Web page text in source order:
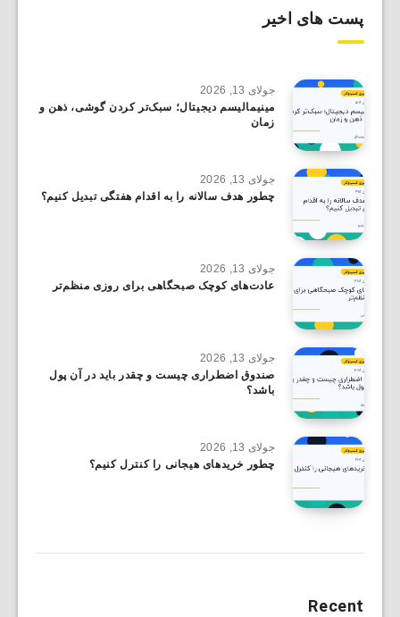
پست های اخیر
جولای 13, 2026
مینیمالیسم دیجیتال؛ سبک‌تر کردن گوشی، ذهن و
زمان
جولای 13, 2026
چطور هدف سالانه را به اقدام هفتگی تبدیل کنیم؟
جولای 13, 2026
عادت‌های کوچک صبحگاهی برای روزی منظم‌تر
جولای 13, 2026
صندوق اضطراری چیست و چقدر باید در آن پول
باشد؟
جولای 13, 2026
چطور خریدهای هیجانی را کنترل کنیم؟
Recent